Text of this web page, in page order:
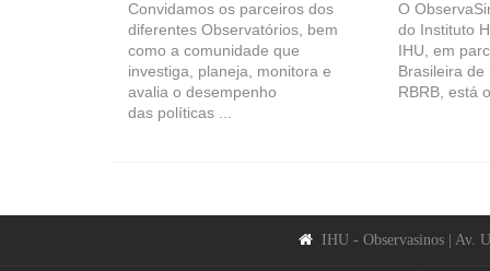
Convidamos os parceiros dos
diferentes Observatórios, bem
como a comunidade que
investiga, planeja, monitora e
avalia o desempenho
das políticas ...
O
do Instituto
IHU, em
Brasileira de
RBRB, está
IHU - Observasinos | Av.